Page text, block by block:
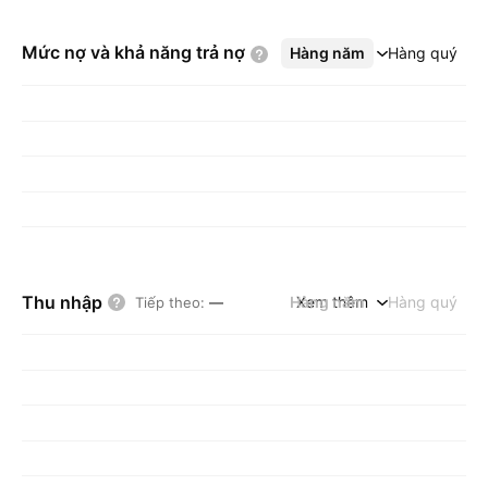
Mức nợ và khả năng trả nợ Hàng năm Hàng quý
Xem thêm
Thu nhập Tiếp theo: — Hàng năm Hàng quý
Xem thêm